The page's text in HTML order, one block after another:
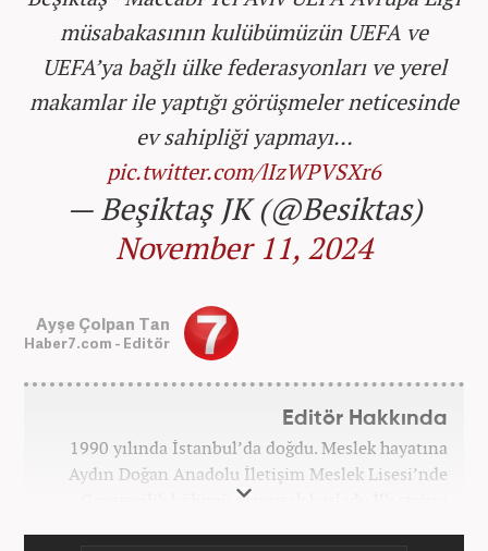
müsabakasının kulübümüzün UEFA ve
UEFA’ya bağlı ülke federasyonları ve yerel
makamlar ile yaptığı görüşmeler neticesinde
ev sahipliği yapmayı…
pic.twitter.com/lIzWPVSXr6
— Beşiktaş JK (@Besiktas)
November 11, 2024
Ayşe Çolpan Tan
Haber7.com - Editör
Editör Hakkında
1990 yılında İstanbul’da doğdu. Meslek hayatına
Aydın Doğan Anadolu İletişim Meslek Lisesi’nde
Gazetecilik bölümü okuyarak başladı. İlk stajını